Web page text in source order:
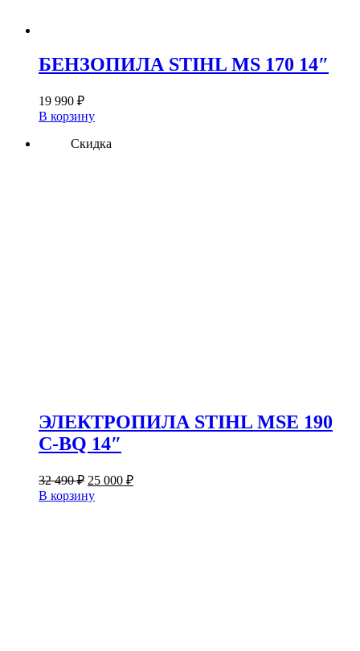
БЕНЗОПИЛА STIHL MS 170 14″
19 990 ₽
В корзину
Скидка
ЭЛЕКТРОПИЛА STIHL MSE 190
C-BQ 14″
32 490₽ Первоначальная
цена
составляла
25 000 ₽Текущая
В корзину